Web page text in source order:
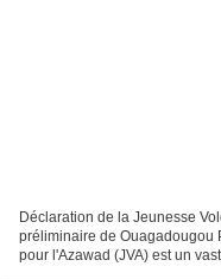
Déclaration de la Jeunesse
préliminaire de Ouagadougou
pour l'Azawad (JVA) est un